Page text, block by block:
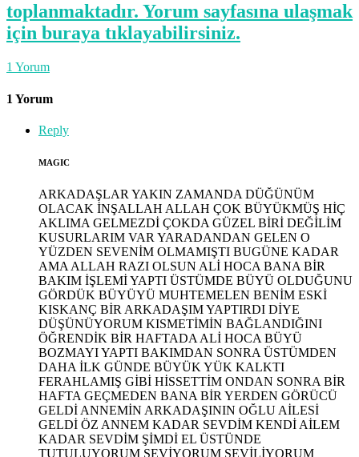
toplanmaktadır. Yorum sayfasına ulaşmak
için buraya tıklayabilirsiniz.
1 Yorum
1 Yorum
Reply
MAGIC
ARKADAŞLAR YAKIN ZAMANDA DÜĞÜNÜM
OLACAK İNŞALLAH ALLAH ÇOK BÜYÜKMÜŞ HİÇ
AKLIMA GELMEZDİ ÇOKDA GÜZEL BİRİ DEĞİLİM
KUSURLARIM VAR YARADANDAN GELEN O
YÜZDEN SEVENİM OLMAMIŞTI BUGÜNE KADAR
AMA ALLAH RAZI OLSUN ALİ HOCA BANA BİR
BAKIM İŞLEMİ YAPTI ÜSTÜMDE BÜYÜ OLDUĞUNU
GÖRDÜK BÜYÜYÜ MUHTEMELEN BENİM ESKİ
KISKANÇ BİR ARKADAŞIM YAPTIRDI DİYE
DÜŞÜNÜYORUM KISMETİMİN BAĞLANDIĞINI
ÖĞRENDİK BİR HAFTADA ALİ HOCA BÜYÜ
BOZMAYI YAPTI BAKIMDAN SONRA ÜSTÜMDEN
DAHA İLK GÜNDE BÜYÜK YÜK KALKTI
FERAHLAMIŞ GİBİ HİSSETTİM ONDAN SONRA BİR
HAFTA GEÇMEDEN BANA BİR YERDEN GÖRÜCÜ
GELDİ ANNEMİN ARKADAŞININ OĞLU AİLESİ
GELDİ ÖZ ANNEM KADAR SEVDİM KENDİ AİLEM
KADAR SEVDİM ŞİMDİ EL ÜSTÜNDE
TUTULUYORUM SEVİYORUM SEVİLİYORUM